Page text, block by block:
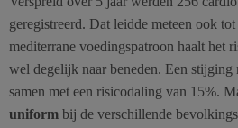
geregistreerd. Dat leidde meteen ook
mediterrane voedingspatroon haalt het
wel degelijk naar beneden. Een
samen met een risicodaling van 15%.
uniform bij de verschillende